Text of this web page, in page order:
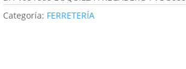
Categoría: FERRETERÍA